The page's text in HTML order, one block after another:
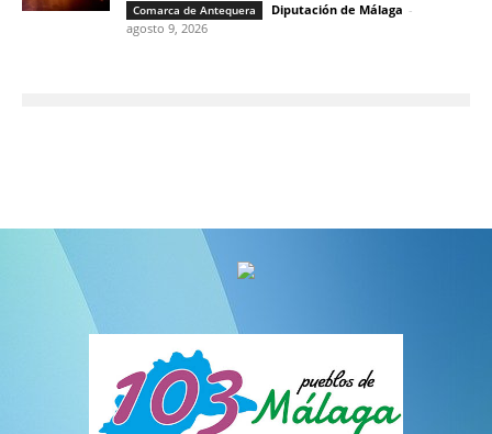
Comarca de Antequera Diputación de Málaga -
agosto 9, 2026